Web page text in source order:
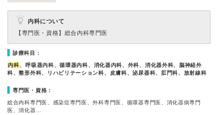
内科について
【専門医・資格】 総合内科専門医
診療科目：
内科、呼吸器内科、循環器内科、消化器内科、外科、消化器外科、脳神経外
科、整形外科、リハビリテーション科、皮膚科、泌尿器科、肛門科、放射線科
専門医・資格：
総合内科専門医、感染症専門医、外科専門医、循環器専門医、消化器病専門
医、消化器…